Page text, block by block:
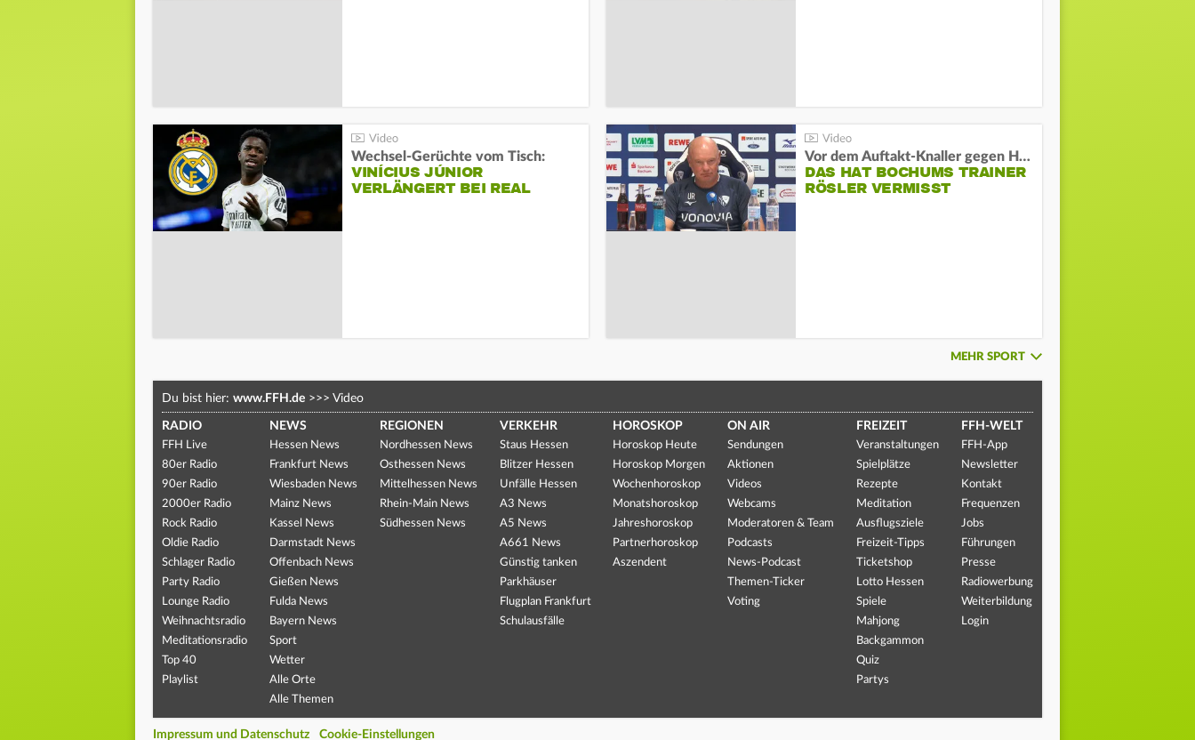
Wechsel-Gerüchte vom Tisch:
VINÍCIUS JÚNIOR
VERLÄNGERT BEI REAL
Vor dem Auftakt-Knaller gegen Hertha:
DAS HAT BOCHUMS TRAINER
RÖSLER VERMISST
MEHR SPORT
Du bist hier: www.FFH.de >>> Video
RADIO
FFH Live
80er Radio
90er Radio
2000er Radio
Rock Radio
Oldie Radio
Schlager Radio
Party Radio
Lounge Radio
Weihnachtsradio
Meditationsradio
Top 40
Playlist
NEWS
Hessen News
Frankfurt News
Wiesbaden News
Mainz News
Kassel News
Darmstadt News
Offenbach News
Gießen News
Fulda News
Bayern News
Sport
Wetter
Alle Orte
Alle Themen
REGIONEN
Nordhessen News
Osthessen News
Mittelhessen News
Rhein-Main News
Südhessen News
VERKEHR
Staus Hessen
Blitzer Hessen
Unfälle Hessen
A3 News
A5 News
A661 News
Günstig tanken
Parkhäuser
Flugplan Frankfurt
Schulausfälle
HOROSKOP
Horoskop Heute
Horoskop Morgen
Wochenhoroskop
Monatshoroskop
Jahreshoroskop
Partnerhoroskop
Aszendent
ON AIR
Sendungen
Aktionen
Videos
Webcams
Moderatoren & Team
Podcasts
News-Podcast
Themen-Ticker
Voting
FREIZEIT
Veranstaltungen
Spielplätze
Rezepte
Meditation
Ausflugsziele
Freizeit-Tipps
Ticketshop
Lotto Hessen
Spiele
Mahjong
Backgammon
Quiz
Partys
FFH-WELT
FFH-App
Newsletter
Kontakt
Frequenzen
Jobs
Führungen
Presse
Radiowerbung
Weiterbildung
Login
Impressum und Datenschutz Cookie-Einstellungen